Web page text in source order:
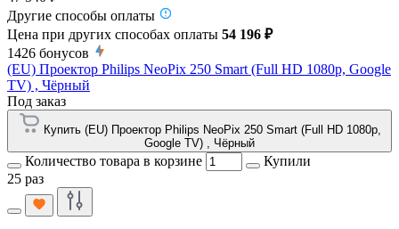
Другие способы оплаты
Цена при других способах оплаты 54 196 ₽
1426 бонусов
(EU) Проектор Philips NeoPix 250 Smart (Full HD 1080p, Google
TV) , Чёрный
Под заказ
Купить (EU) Проектор Philips NeoPix 250 Smart (Full HD 1080p,
Google TV) , Чёрный
Количество товара в корзине
Купили
25 раз